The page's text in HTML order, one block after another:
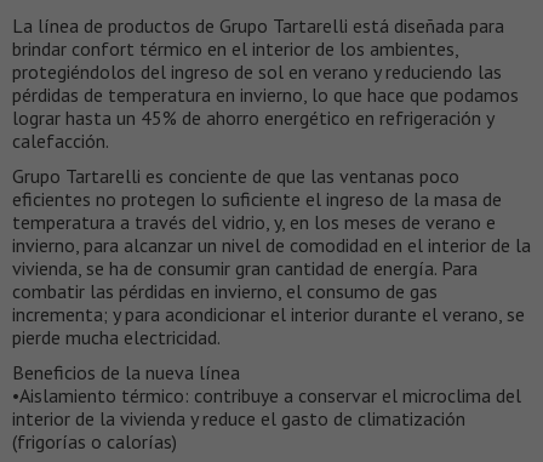
La línea de productos de Grupo Tartarelli está diseñada para
brindar confort térmico en el interior de los ambientes,
protegiéndolos del ingreso de sol en verano y reduciendo las
pérdidas de temperatura en invierno, lo que hace que podamos
lograr hasta un 45% de ahorro energético en refrigeración y
calefacción.
Grupo Tartarelli es conciente de que las ventanas poco
eficientes no protegen lo suficiente el ingreso de la masa de
temperatura a través del vidrio, y, en los meses de verano e
invierno, para alcanzar un nivel de comodidad en el interior de la
vivienda, se ha de consumir gran cantidad de energía. Para
combatir las pérdidas en invierno, el consumo de gas
incrementa; y para acondicionar el interior durante el verano, se
pierde mucha electricidad.
Beneficios de la nueva línea
•Aislamiento térmico: contribuye a conservar el microclima del
interior de la vivienda y reduce el gasto de climatización
(frigorías o calorías)